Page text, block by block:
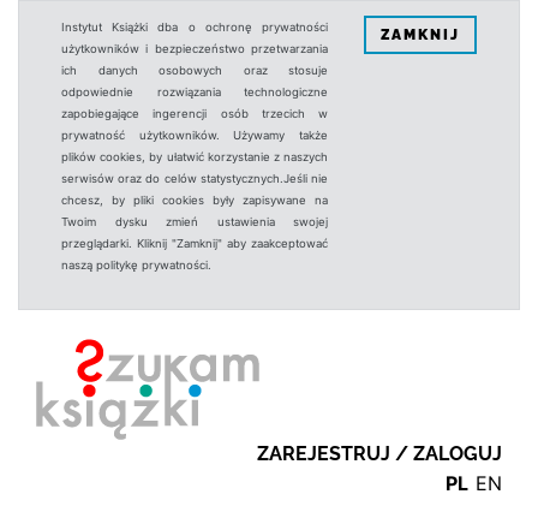
Instytut Książki dba o ochronę prywatności
użytkowników i bezpieczeństwo przetwarzania
ich danych osobowych oraz stosuje
odpowiednie rozwiązania technologiczne
zapobiegające ingerencji osób trzecich w
prywatność użytkowników. Używamy także
plików cookies, by ułatwić korzystanie z naszych
serwisów oraz do celów statystycznych.Jeśli nie
chcesz, by pliki cookies były zapisywane na
Twoim dysku zmień ustawienia swojej
przeglądarki. Kliknij "Zamknij" aby zaakceptować
naszą politykę prywatności.
ZAMKNIJ
ZAREJESTRUJ / ZALOGUJ
PL EN